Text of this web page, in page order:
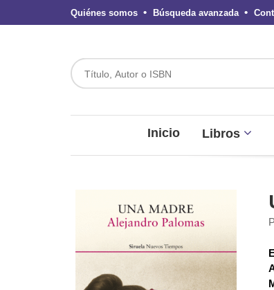
Quiénes somos Búsqueda avanzada
Inicio Libros